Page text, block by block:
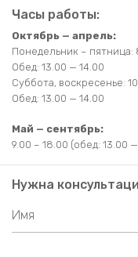
Часы работы:
Октябрь — апрель:
Понедельник – пятница:
Обед: 13.00 — 14.00
Суббота, воскресенье:
Обед: 13.00 — 14.00
Май — сентябрь:
9.00 – 18.00 (обед: 13.00
Нужна